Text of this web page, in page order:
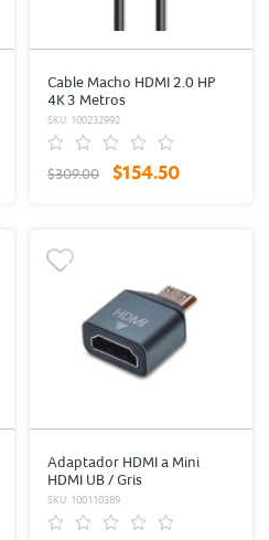
Cable Macho HDMI 2.0 HP
4K 3 Metros
SKU: 100232992
$309.00 $154.50
Adaptador HDMI a Mini
HDMI UB / Gris
SKU: 100110389